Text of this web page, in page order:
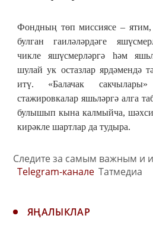
Фондның төп миссиясе –
булган гаиләләрдәге
чикле яшүсмерләргә һәм
шулай ук остазлар ярдәмендә
итү. «Балачак
стажировкалар яшьләргә алга
булышып кына калмыйча,
кирәкле шартлар да тудыра.
Следите за самым важным и
Telegram-канале Татмедиа
ЯҢАЛЫКЛАР